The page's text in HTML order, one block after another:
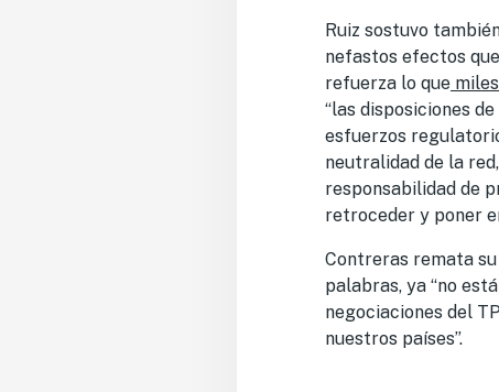
Ruiz sostuvo
nefastos efectos
refuerza lo que
“las disposiciones
esfuerzos
neutralidad de la
responsabilidad de
retroceder y poner
Contreras remata
palabras, ya “no
negociaciones del
nuestros países”.